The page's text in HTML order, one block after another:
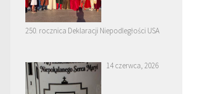
250. rocznica Deklaracji Niepodległości USA
14 czerwca, 2026